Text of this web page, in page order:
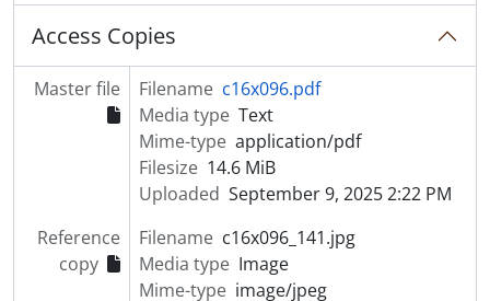
Access Copies
Master file Filename c16x096.pdf
Media type Text
Mime-type application/pdf
Filesize 14.6 MiB
Uploaded September 9, 2025 2:22 PM
Reference
copy
Filename c16x096_141.jpg
Media type Image
Mime-type image/jpeg